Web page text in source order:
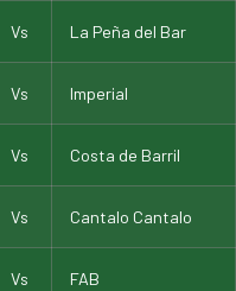
Vs La Peña del Bar
Vs Imperial
Vs Costa de Barril
Vs Cantalo Cantalo
Vs FAB